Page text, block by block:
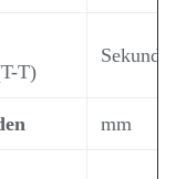
T)
Sekunde
mm